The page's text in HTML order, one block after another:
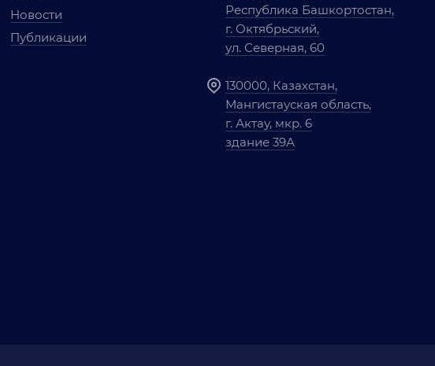
Новости
Публикации
Республика Башкортостан,
г. Октябрьский,
ул. Северная, 60
130000, Казахстан,
Мангистауская область,
г. Актау, мкр. 6
здание 39А